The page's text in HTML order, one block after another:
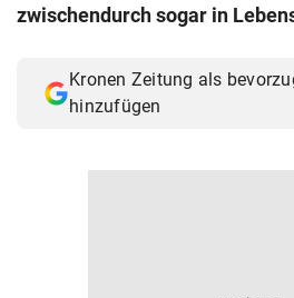
© Krone Multimedia GmbH & Co KG
zwischendurch sogar in
Kronen Zeitung als
hinzufügen